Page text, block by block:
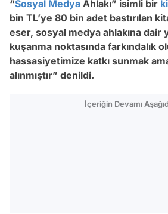
“Sosyal Medya Ahlakı” isimli bir
bin TL’ye 80 bin adet bastırılan
eser, sosyal medya ahlakına dair
kuşanma noktasında farkındalık
hassasiyetimize katkı sunmak
alınmıştır” denildi.
İçeriğin Devamı